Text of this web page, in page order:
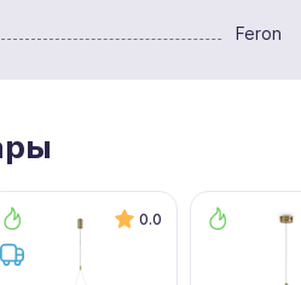
Feron
0.0